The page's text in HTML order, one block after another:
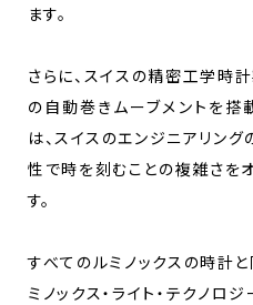
ます。
さらに、スイスの精密工学時
の自動巻きムーブメントを搭
は、スイスのエンジニアリン
性で時を刻むことの複雑さを
す。
すべてのルミノックスの時計
ミノックス・ライト・テクノロ